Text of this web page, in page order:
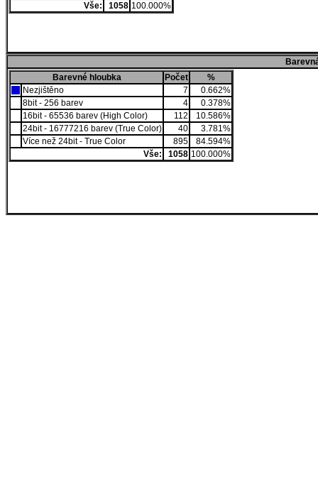
Vše:
1058 100.000%
Barevné hloubka
Počet
%
Nezjištěno
7
0.662%
8bit - 256 barev
4
0.378%
16bit - 65536 barev (High Color)
112
10.586%
24bit - 16777216 barev (True Color)
40
3.781%
Více než 24bit - True Color
895
84.594%
Vše:
1058 100.000%